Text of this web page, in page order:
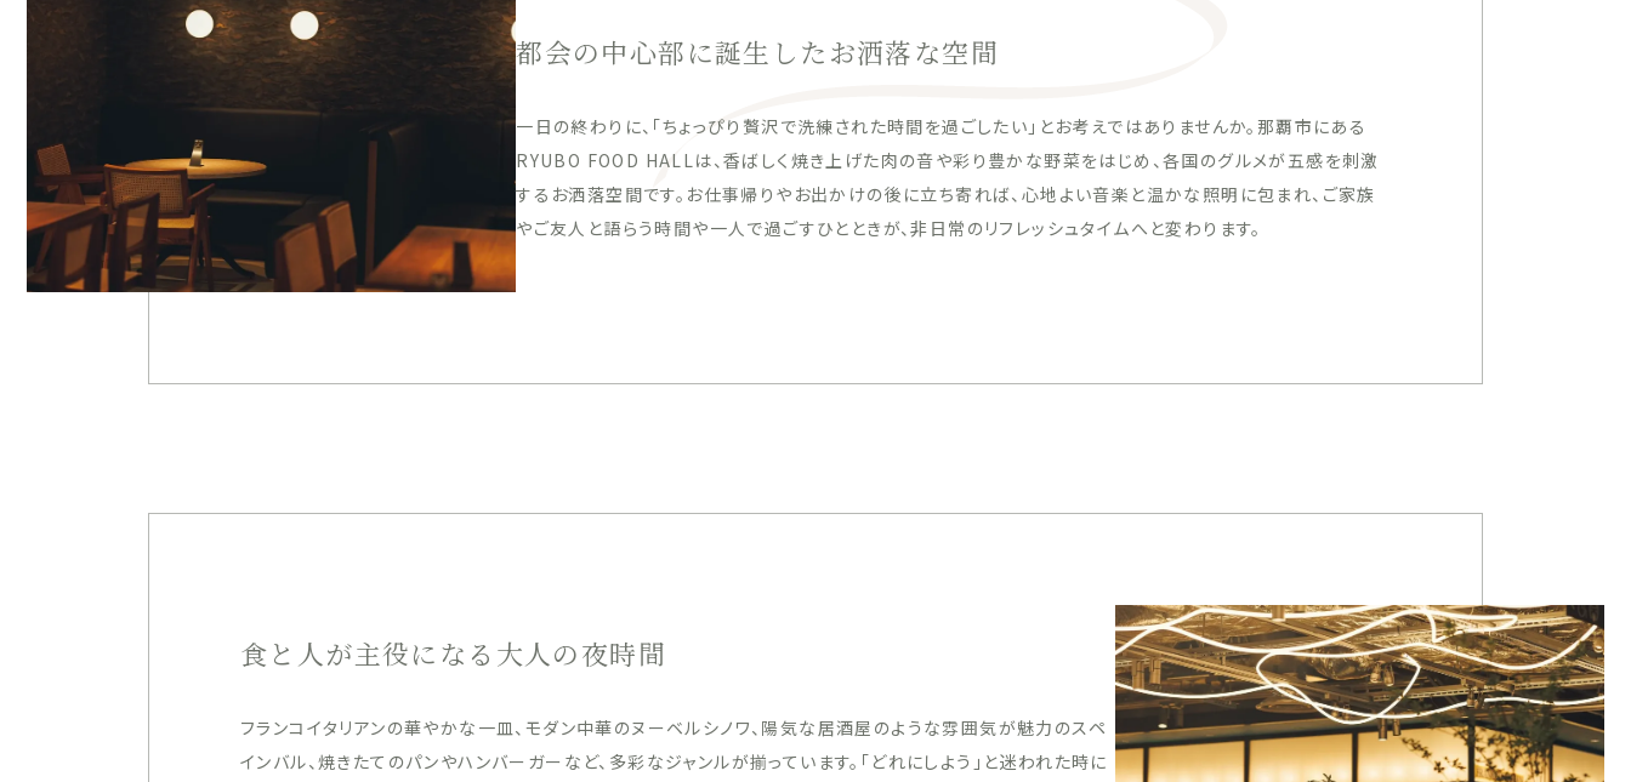
都会の中心部に誕生したお洒落な空間
一日の終わりに、「ちょっぴり贅沢で洗練された時間を過ごしたい」とお考えではありませんか。那覇市にある
RYUBO FOOD HALLは、香ばしく焼き上げた肉の音や彩り豊かな野菜をはじめ、各国のグルメが五感を刺激
するお洒落空間です。お仕事帰りやお出かけの後に立ち寄れば、心地よい音楽と温かな照明に包まれ、ご家族
やご友人と語らう時間や一人で過ごすひとときが、非日常のリフレッシュタイムへと変わります。
食と人が主役になる大人の夜時間
フランコイタリアンの華やかな一皿、モダン中華のヌーベルシノワ、陽気な居酒屋のような雰囲気が魅力のスペ
インバル、焼きたてのパンやハンバーガーなど、多彩なジャンルが揃っています。「どれにしよう」と迷われた時に